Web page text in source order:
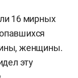
16 мирных
женщины.
эту